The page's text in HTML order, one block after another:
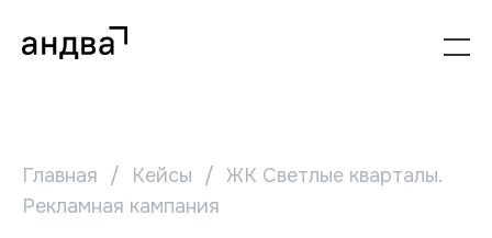
Главная / Кейсы / ЖК Светлые кварталы.
Рекламная кампания